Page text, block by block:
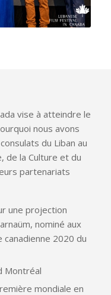
vise à atteindre le
nous avons
du Liban au
de la Culture et du
partenariats
une projection
nominé aux
2020 du
Montréal
mondiale en